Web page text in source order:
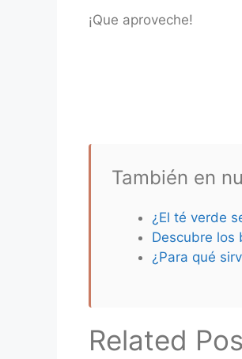
¡Que aproveche!
También en
¿El té verde
Descubre los
¿Para qué
Related